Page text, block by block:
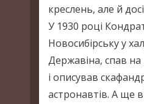
креслень, але й
У 1930 році
Новосибірську у
Державіна, спав на
і описував
астронавтів. А ще